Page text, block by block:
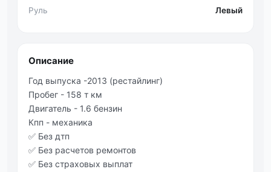
Руль Левый
Описание
Год выпуска -2013 (рестайлинг)
Пробег - 158 т км
Двигатель - 1.6 бензин
Кпп - механика
✅ Без дтп
✅ Без расчетов ремонтов
✅ Без страховых выплат